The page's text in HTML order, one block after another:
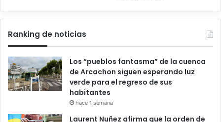
Ranking de noticias
Los “pueblos fantasma” de la cuenca
de Arcachon siguen esperando luz
verde para el regreso de sus
habitantes
hace 1 semana
Laurent Nuñez afirma que la orden de